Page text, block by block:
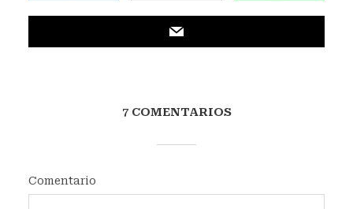
7 COMENTARIOS
Comentario